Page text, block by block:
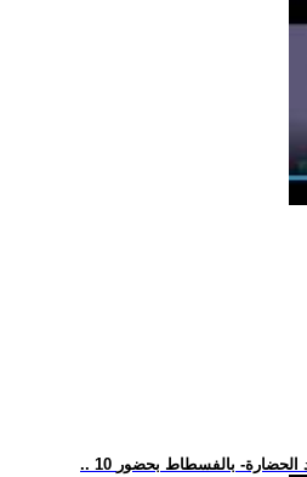
الحضارة- بالفسطاط بحضور